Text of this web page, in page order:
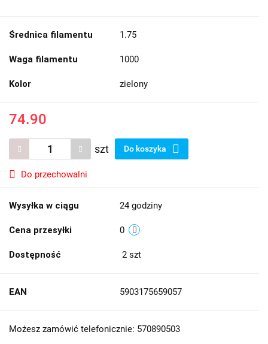
Średnica filamentu 1.75
Waga filamentu 1000
Kolor zielony
74.90
szt Do koszyka
Do przechowalni
Wysyłka w ciągu 24 godziny
Cena przesyłki 0
Dostępność 2 szt
EAN 5903175659057
Możesz zamówić telefonicznie: 570890503